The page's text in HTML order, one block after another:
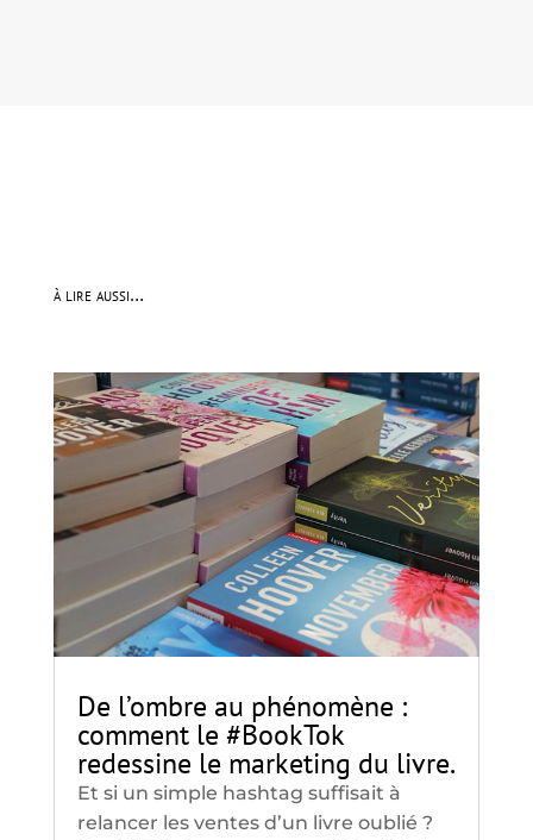
à lire aussi…
De l’ombre au phénomène :
comment le #BookTok
redessine le marketing du livre.
Et si un simple hashtag suffisait à
relancer les ventes d’un livre oublié ?